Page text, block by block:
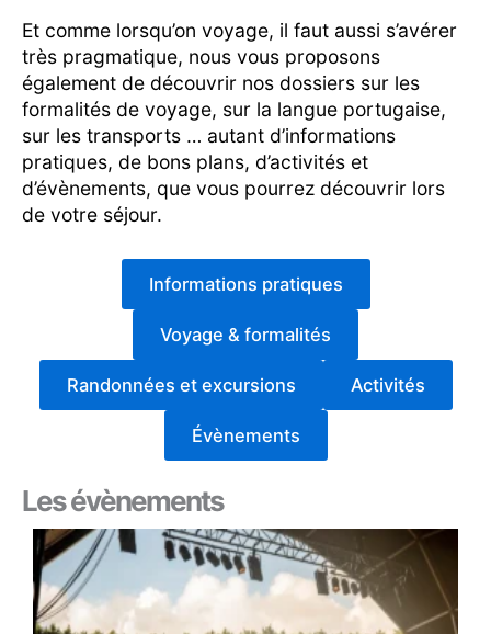
Et comme lorsqu’on voyage, il faut aussi s’avérer
très pragmatique, nous vous proposons
également de découvrir nos dossiers sur les
formalités de voyage, sur la langue portugaise,
sur les transports … autant d’informations
pratiques, de bons plans, d’activités et
d’évènements, que vous pourrez découvrir lors
de votre séjour.
Informations pratiques
Voyage & formalités
Randonnées et excursions Activités
Évènements
Les évènements